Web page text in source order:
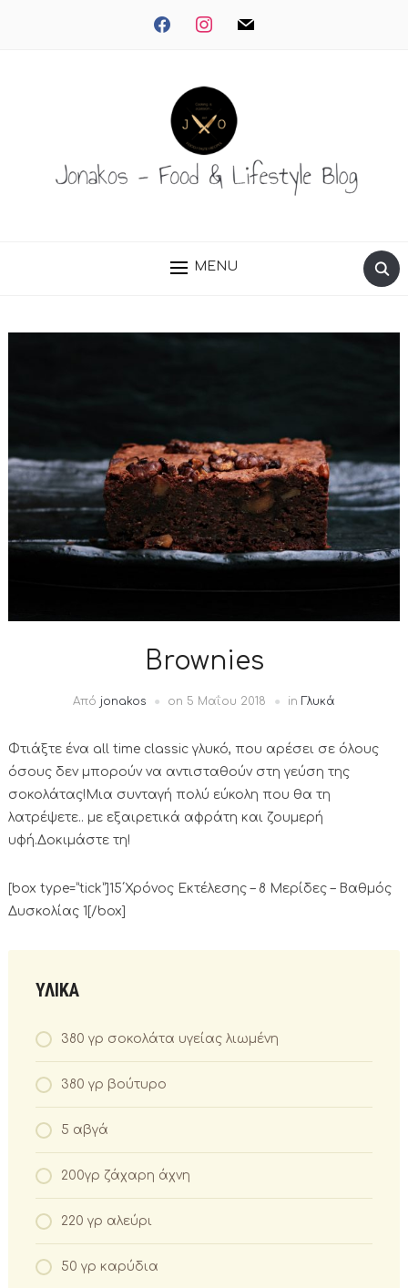
facebookinstagrammail
MENU
Brownies
Από jonakos on 5 Μαΐου 2018 in Γλυκά
Φτιάξτε ένα all time classic γλυκό, που αρέσει σε όλους
όσους δεν μπορούν να αντισταθούν στη γεύση της
σοκολάτας!Μια συνταγή πολύ εύκολη που θα τη
λατρέψετε.. με εξαιρετικά αφράτη και ζουμερή
υφή.Δοκιμάστε τη!
[box type=”tick”]15΄Χρόνος Εκτέλεσης – 8 Μερίδες – Βαθμός
Δυσκολίας 1[/box]
ΥΛΙΚΑ
380 γρ σοκολάτα υγείας λιωμένη
380 γρ βούτυρο
5 αβγά
200γρ ζάχαρη άχνη
220 γρ αλεύρι
50 γρ καρύδια